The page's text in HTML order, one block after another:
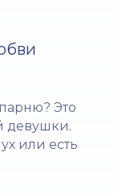
Это
девушки.
или есть